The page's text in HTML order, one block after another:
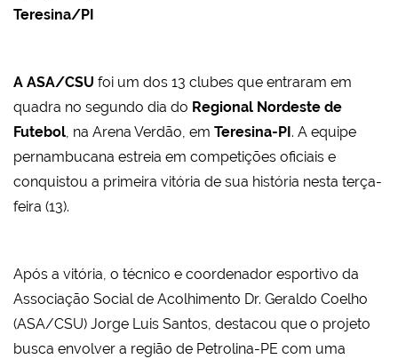
Teresina/PI
A ASA/CSU foi um dos 13 clubes que entraram em
quadra no segundo dia do Regional Nordeste de
Futebol, na Arena Verdão, em Teresina-PI . A equipe
pernambucana estreia em competições oficiais e
conquistou a primeira vitória de sua história nesta terça-
feira (13).
Após a vitória, o técnico e coordenador esportivo da
Associação Social de Acolhimento Dr. Geraldo Coelho
(ASA/CSU) Jorge Luis Santos, destacou que o projeto
busca envolver a região de Petrolina-PE com uma